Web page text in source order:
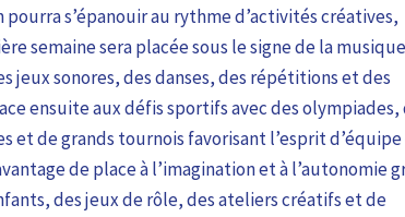
s’épanouir au rythme d’activités créatives,
semaine sera placée sous le signe de la
jeux sonores, des danses, des répétitions et des
ensuite aux défis sportifs avec des olympiades,
de grands tournois favorisant l’esprit
de place à l’imagination et à l’autonomie
des jeux de rôle, des ateliers créatifs et de